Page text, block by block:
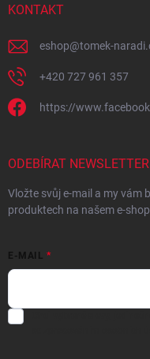
KONTAKT
eshop@tomek-
+420 727 961 357
https://
ODEBÍRAT NEWSLETTER
Vložte svůj e-mail a my vám
produktech na našem e-
E-MAIL